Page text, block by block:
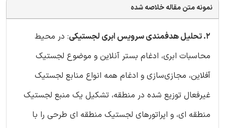
نمونه متن مقاله خلاصه شده
2. تحلیل هدفمندی سرویس ابری لجستیکی
: در محیط
محاسبات ابری، ادغام بستر آنلاین و موضوع لجستیک
آفلاین، مجازی‌سازی و ادغام همه انواع منابع لجستیک
غیرفعال توزیع شده در منطقه، تشکیل یک منبع لجستیک
منطقه ای، و اپراتورهای لجستیک منطقه ای طرحی را با